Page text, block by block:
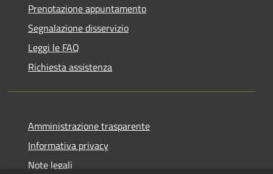
Prenotazione appuntamento
Segnalazione disservizio
Leggi le FAQ
Richiesta assistenza
Amministrazione trasparente
Informativa privacy
Note legali